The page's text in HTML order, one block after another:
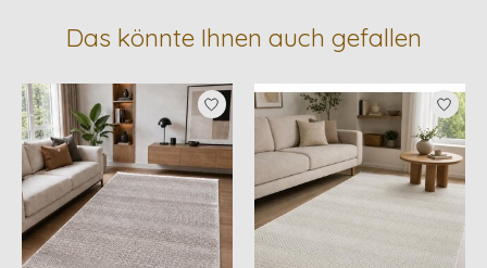
Das könnte Ihnen auch gefallen
Produkt-Karussell-Artikel